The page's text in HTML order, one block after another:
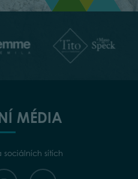
MÉDIA
sociálních sítích